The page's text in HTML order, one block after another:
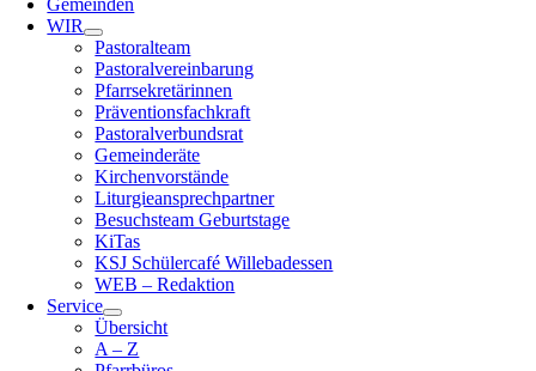
Gemeinden
WIR
Pastoralteam
Pastoralvereinbarung
Pfarrsekretärinnen
Präventionsfachkraft
Pastoralverbundsrat
Gemeinderäte
Kirchenvorstände
Liturgieansprechpartner
Besuchsteam Geburtstage
KiTas
KSJ Schülercafé Willebadessen
WEB – Redaktion
Service
Übersicht
A – Z